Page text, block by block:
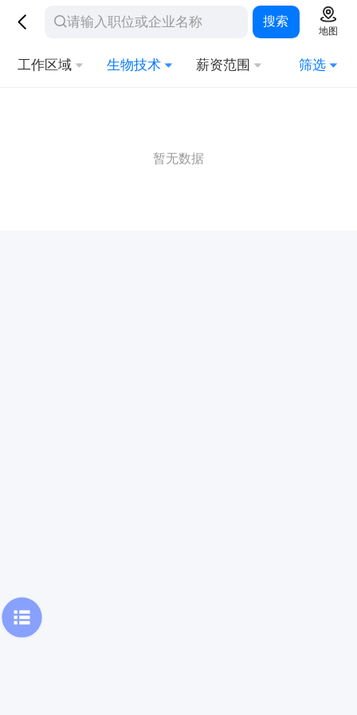
搜索
地图
工作区域 生物技术 薪资范围 筛选
暂无数据